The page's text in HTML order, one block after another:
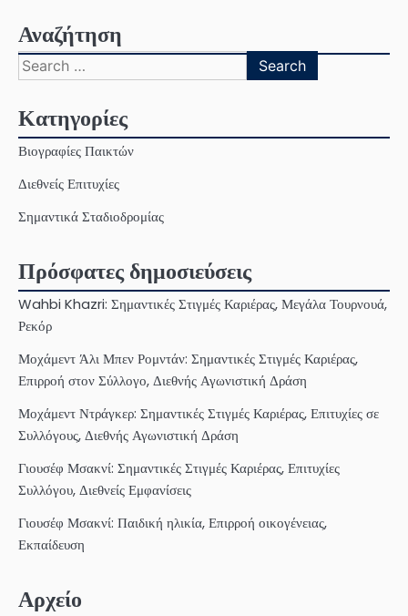
Αναζήτηση
Search
for:
Κατηγορίες
Βιογραφίες Παικτών
Διεθνείς Επιτυχίες
Σημαντικά Σταδιοδρομίας
Πρόσφατες δημοσιεύσεις
Wahbi Khazri: Σημαντικές Στιγμές Καριέρας, Μεγάλα Τουρνουά,
Ρεκόρ
Μοχάμεντ Άλι Μπεν Ρομντάν: Σημαντικές Στιγμές Καριέρας,
Επιρροή στον Σύλλογο, Διεθνής Αγωνιστική Δράση
Μοχάμεντ Ντράγκερ: Σημαντικές Στιγμές Καριέρας, Επιτυχίες σε
Συλλόγους, Διεθνής Αγωνιστική Δράση
Γιουσέφ Μσακνί: Σημαντικές Στιγμές Καριέρας, Επιτυχίες
Συλλόγου, Διεθνείς Εμφανίσεις
Γιουσέφ Μσακνί: Παιδική ηλικία, Επιρροή οικογένειας,
Εκπαίδευση
Αρχείο